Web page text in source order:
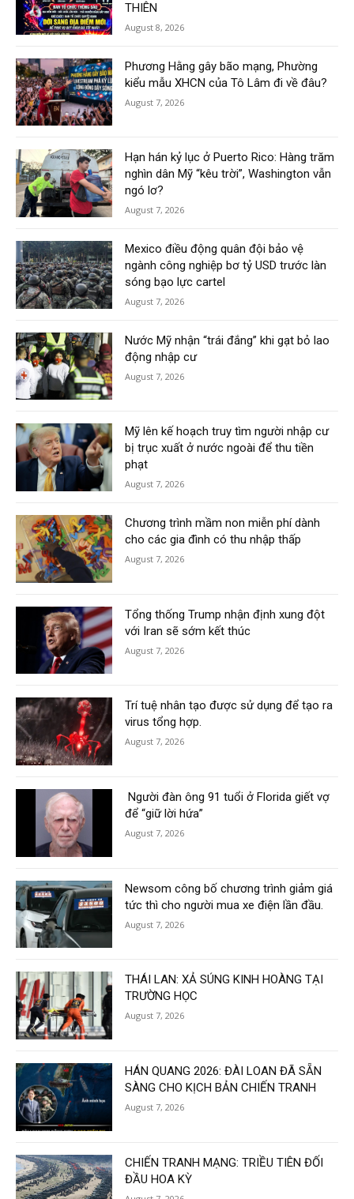
THIÊN
August 8, 2026
Phương Hằng gây bão mạng, Phường
kiểu mẫu XHCN của Tô Lâm đi về đâu?
August 7, 2026
Hạn hán kỷ lục ở Puerto Rico: Hàng trăm
nghìn dân Mỹ “kêu trời”, Washington vẫn
ngó lơ?
August 7, 2026
Mexico điều động quân đội bảo vệ
ngành công nghiệp bơ tỷ USD trước làn
sóng bạo lực cartel
August 7, 2026
Nước Mỹ nhận “trái đắng” khi gạt bỏ lao
động nhập cư
August 7, 2026
Mỹ lên kế hoạch truy tìm người nhập cư
bị trục xuất ở nước ngoài để thu tiền
phạt
August 7, 2026
Chương trình mầm non miễn phí dành
cho các gia đình có thu nhập thấp
August 7, 2026
Tổng thống Trump nhận định xung đột
với Iran sẽ sớm kết thúc
August 7, 2026
Trí tuệ nhân tạo được sử dụng để tạo ra
virus tổng hợp.
August 7, 2026
Người đàn ông 91 tuổi ở Florida giết vợ
để “giữ lời hứa”
August 7, 2026
Newsom công bố chương trình giảm giá
tức thì cho người mua xe điện lần đầu.
August 7, 2026
THÁI LAN: XẢ SÚNG KINH HOÀNG TẠI
TRƯỜNG HỌC
August 7, 2026
HÁN QUANG 2026: ĐÀI LOAN ĐÃ SẴN
SÀNG CHO KỊCH BẢN CHIẾN TRANH
August 7, 2026
CHIẾN TRANH MẠNG: TRIỀU TIÊN ĐỐI
ĐẦU HOA KỲ